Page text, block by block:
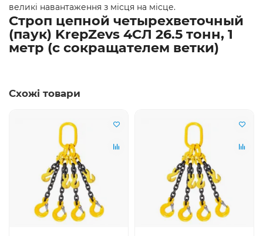
великі навантаження з місця на місце.
Строп цепной четырехветочный
(паук) KrepZevs 4СЛ 26.5 тонн, 1
метр (с сокращателем ветки)
Схожі товари